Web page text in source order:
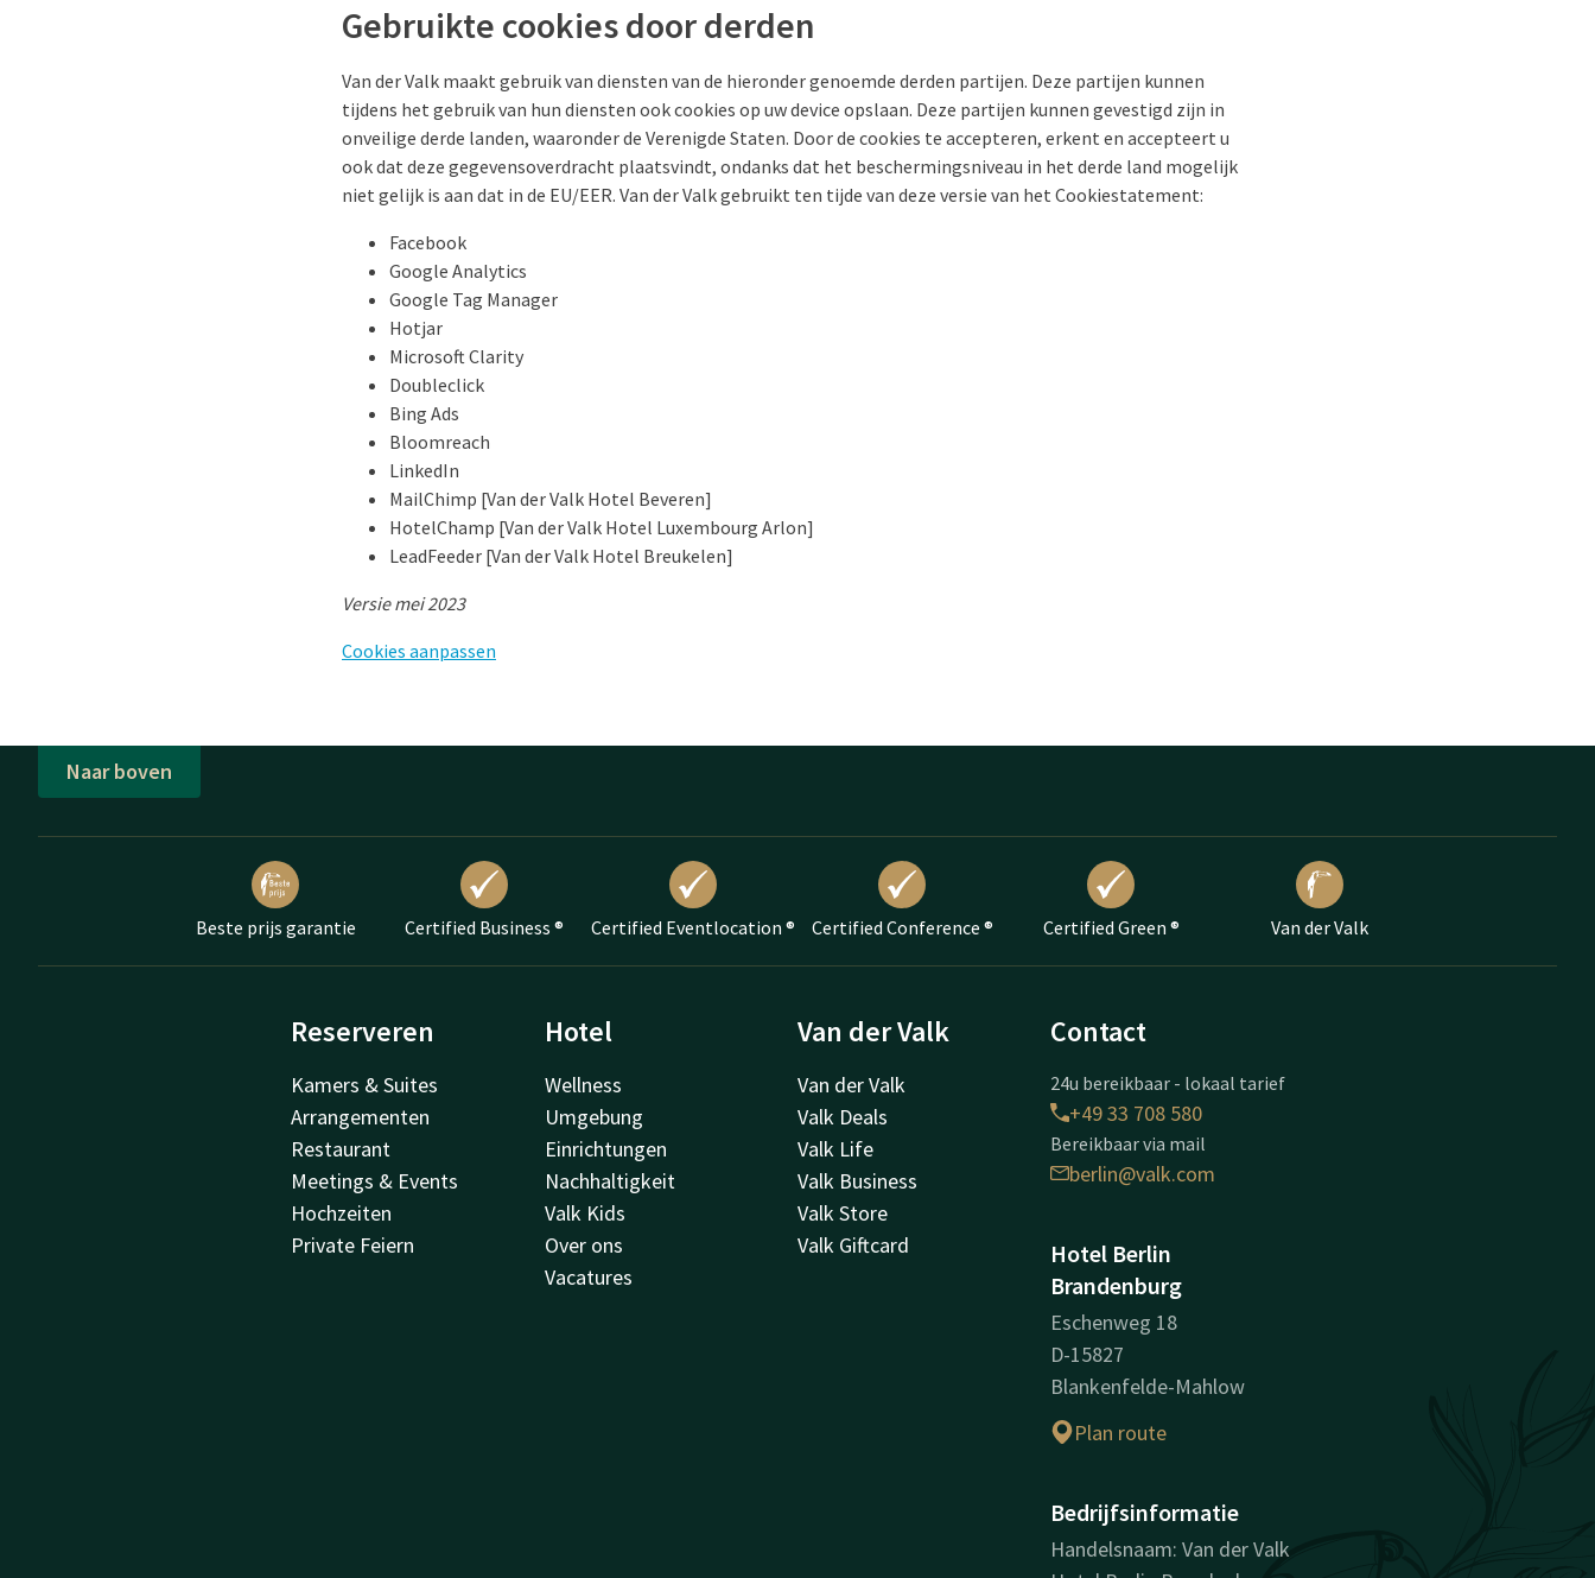
Gebruikte cookies door derden
Van der Valk maakt gebruik van diensten van de hieronder genoemde derden partijen. Deze partijen kunnen
tijdens het gebruik van hun diensten ook cookies op uw device opslaan. Deze partijen kunnen gevestigd zijn in
onveilige derde landen, waaronder de Verenigde Staten. Door de cookies te accepteren, erkent en accepteert u
ook dat deze gegevensoverdracht plaatsvindt, ondanks dat het beschermingsniveau in het derde land mogelijk
niet gelijk is aan dat in de EU/EER. Van der Valk gebruikt ten tijde van deze versie van het Cookiestatement:
Facebook
Google Analytics
Google Tag Manager
Hotjar
Microsoft Clarity
Doubleclick
Bing Ads
Bloomreach
LinkedIn
MailChimp [Van der Valk Hotel Beveren]
HotelChamp [Van der Valk Hotel Luxembourg Arlon]
LeadFeeder [Van der Valk Hotel Breukelen]
Versie mei 2023
Cookies aanpassen
Naar boven
Beste prijs garantie Certified Business ® Certified Eventlocation ® Certified Conference ® Certified Green ® Van der Valk
Reserveren
Kamers & Suites
Arrangementen
Restaurant
Meetings & Events
Hochzeiten
Private Feiern
Hotel
Wellness
Umgebung
Einrichtungen
Nachhaltigkeit
Valk Kids
Over ons
Vacatures
Van der Valk
Van der Valk
Valk Deals
Valk Life
Valk Business
Valk Store
Valk Giftcard
Contact
24u bereikbaar - lokaal tarief
+49 33 708 580
Bereikbaar via mail
berlin@valk.com
Hotel Berlin
Brandenburg
Eschenweg 18
D-15827
Blankenfelde-Mahlow
Plan route
Bedrijfsinformatie
Handelsnaam: Van der Valk